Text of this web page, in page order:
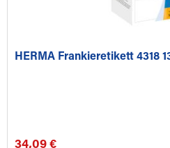
HERMA Frankieretikett 4318
34,09 €